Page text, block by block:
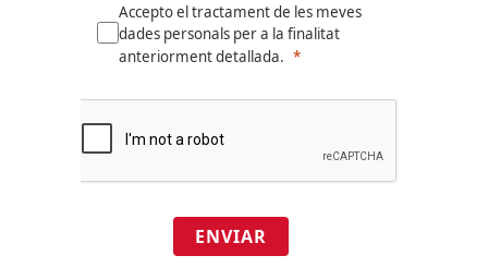
Accepto el tractament de les meves
dades personals per a la finalitat
anteriorment detallada.
ENVIAR